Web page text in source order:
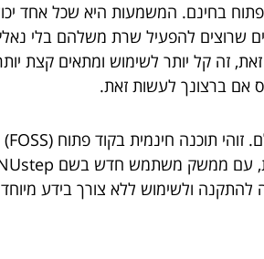
בחינם. המשמעות היא שכל אחד
שרוצים להפעיל שרת משלהם בלי
זה קל יותר לשימוש ומתאים קצת
אם ברצונך לעשות זאת.